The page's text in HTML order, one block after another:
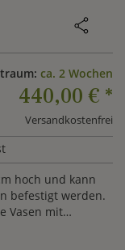
ca. 2 Wochen
440,00 € *
Versandkostenfrei
hoch und kann
befestigt werden.
Vasen mit